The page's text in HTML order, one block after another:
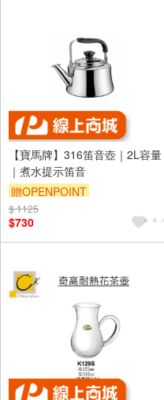
【寶馬牌】316笛音壺｜2L容量
｜煮水提示笛音
贈OPENPOINT
$ 1125
$730